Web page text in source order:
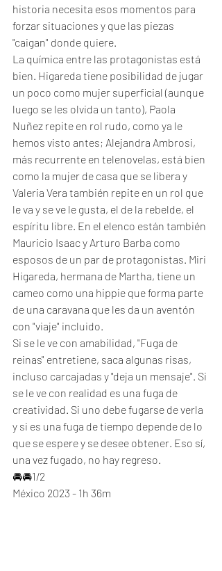
historia necesita esos momentos para
forzar situaciones y que las piezas
"caigan" donde quiere.
La química entre las protagonistas está
bien. Higareda tiene posibilidad de jugar
un poco como mujer superficial (aunque
luego se les olvida un tanto), Paola
Nuñez repite en rol rudo, como ya le
hemos visto antes; Alejandra Ambrosi,
más recurrente en telenovelas, está bien
como la mujer de casa que se libera y
Valeria Vera también repite en un rol que
le va y se ve le gusta, el de la rebelde, el
espíritu libre. En el elenco están también
Mauricio Isaac y Arturo Barba como
esposos de un par de protagonistas. Miri
Higareda, hermana de Martha, tiene un
cameo como una hippie que forma parte
de una caravana que les da un aventón
con "viaje" incluido.
Si se le ve con amabilidad, "Fuga de
reinas" entretiene, saca algunas risas,
incluso carcajadas y "deja un mensaje". Si
se le ve con realidad es una fuga de
creatividad. Si uno debe fugarse de verla
y si es una fuga de tiempo depende de lo
que se espere y se desee obtener. Eso sí,
una vez fugado, no hay regreso.
🚘🚘1/2
México 2023 - 1h 36m